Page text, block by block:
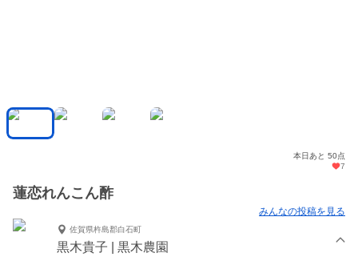
本日あと 50点
7
蓮恋れんこん酢
みんなの投稿を見る
佐賀県杵島郡白石町
黒木貴子 | 黒木農園